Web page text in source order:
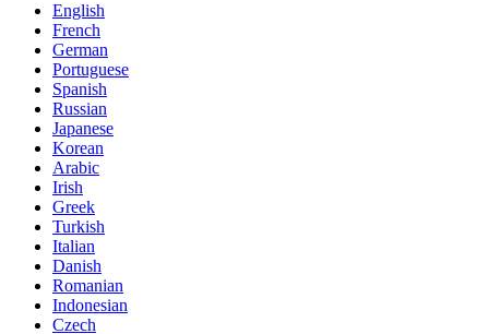
English
French
German
Portuguese
Spanish
Russian
Japanese
Korean
Arabic
Irish
Greek
Turkish
Italian
Danish
Romanian
Indonesian
Czech